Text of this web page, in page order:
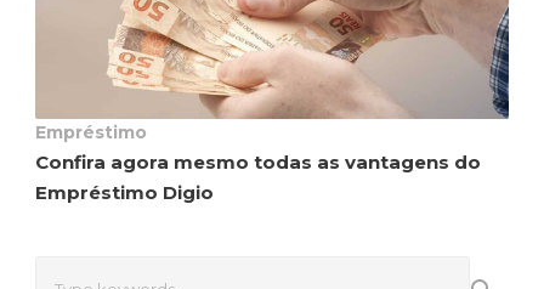
Empréstimo
Confira agora mesmo todas as vantagens do
Empréstimo Digio